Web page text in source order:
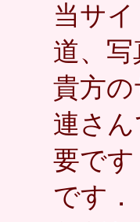
当サ
道、
貴方
連さ
要で
です．